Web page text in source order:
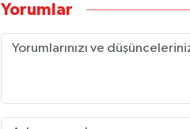
Yorumlar